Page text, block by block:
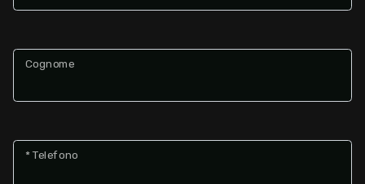
Cognome
* Telefono